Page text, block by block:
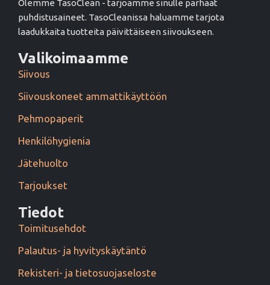
Olemme TasoClean - tarjoamme sinulle parhaat
puhdistusaineet. TasoCleanissa haluamme tarjota
laadukkaita tuotteita päivittäiseen siivoukseen.
Valikoimaamme
Siivous
Siivouskoneet ammattikäyttöön
Pehmopaperit
Henkilöhygienia
Jätehuolto
Tarjoukset
Tiedot
Toimitusehdot
Palautus- ja hyvityskäytäntö
Rekisteri- ja tietosuojaseloste